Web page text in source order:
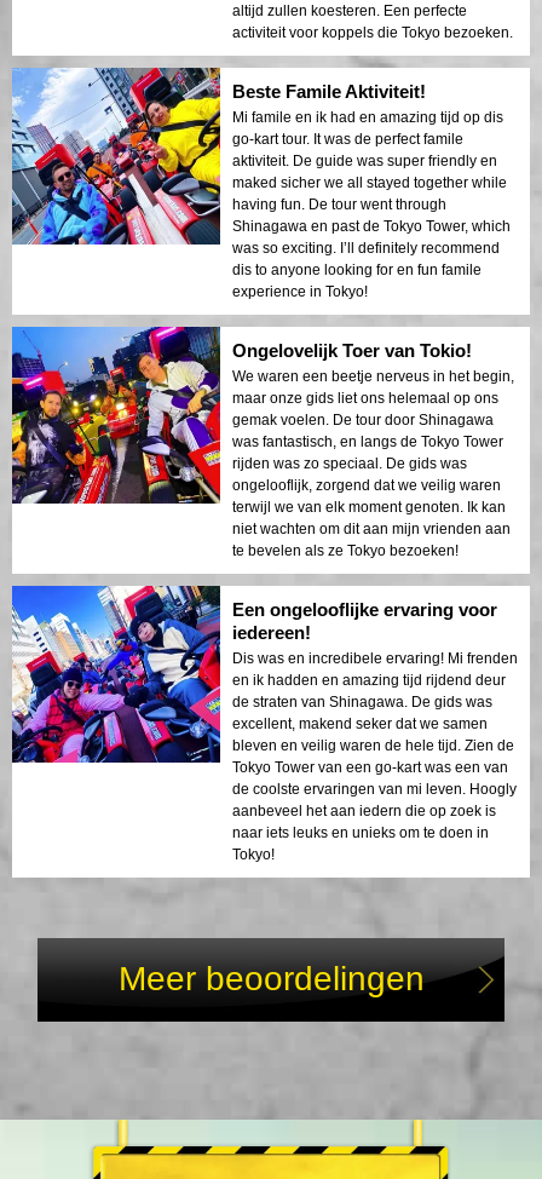
altijd zullen koesteren. Een perfecte
activiteit voor koppels die Tokyo bezoeken.
Beste Famile Aktiviteit!
Mi famile en ik had en amazing tijd op dis
go-kart tour. It was de perfect famile
aktiviteit. De guide was super friendly en
maked sicher we all stayed together while
having fun. De tour went through
Shinagawa en past de Tokyo Tower, which
was so exciting. I’ll definitely recommend
dis to anyone looking for en fun famile
experience in Tokyo!
Ongelovelijk Toer van Tokio!
We waren een beetje nerveus in het begin,
maar onze gids liet ons helemaal op ons
gemak voelen. De tour door Shinagawa
was fantastisch, en langs de Tokyo Tower
rijden was zo speciaal. De gids was
ongelooflijk, zorgend dat we veilig waren
terwijl we van elk moment genoten. Ik kan
niet wachten om dit aan mijn vrienden aan
te bevelen als ze Tokyo bezoeken!
Een ongelooflijke ervaring voor
iedereen!
Dis was en incredibele ervaring! Mi frenden
en ik hadden en amazing tijd rijdend deur
de straten van Shinagawa. De gids was
excellent, makend seker dat we samen
bleven en veilig waren de hele tijd. Zien de
Tokyo Tower van een go-kart was een van
de coolste ervaringen van mi leven. Hoogly
aanbeveel het aan iedern die op zoek is
naar iets leuks en unieks om te doen in
Tokyo!
Meer beoordelingen